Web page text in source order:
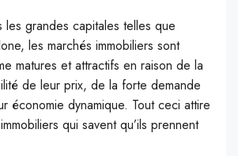
les grandes capitales telles que
les marchés immobiliers sont
matures et attractifs en raison de la
de leur prix, de la forte demande
économie dynamique. Tout ceci attire
qui savent qu’ils prennent